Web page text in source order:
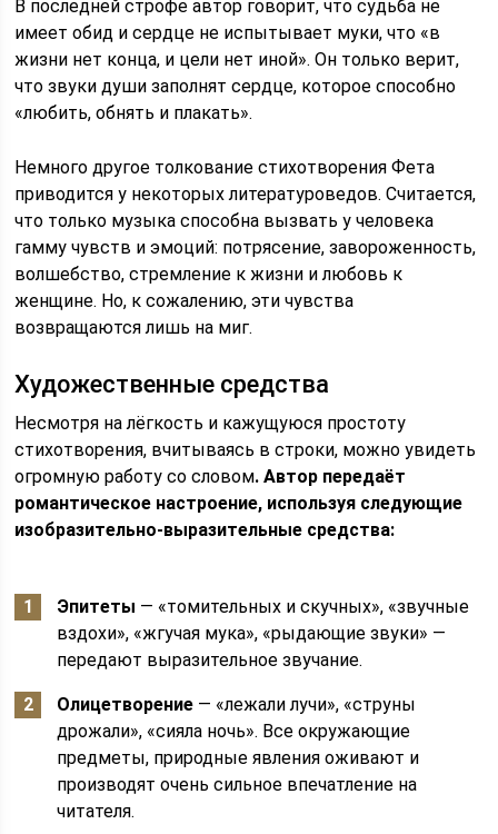
В последней строфе автор говорит, что судьба не
имеет обид и сердце не испытывает муки, что «в
жизни нет конца, и цели нет иной». Он только верит,
что звуки души заполнят сердце, которое способно
«любить, обнять и плакать».
Немного другое толкование стихотворения Фета
приводится у некоторых литературоведов. Считается,
что только музыка способна вызвать у человека
гамму чувств и эмоций: потрясение, завороженность,
волшебство, стремление к жизни и любовь к
женщине. Но, к сожалению, эти чувства
возвращаются лишь на миг.
Художественные средства
Несмотря на лёгкость и кажущуюся простоту
стихотворения, вчитываясь в строки, можно увидеть
огромную работу со словом. Автор передаёт
романтическое настроение, используя следующие
изобразительно-выразительные средства:
Эпитеты — «томительных и скучных», «звучные
вздохи», «жгучая мука», «рыдающие звуки» —
передают выразительное звучание.
Олицетворение — «лежали лучи», «струны
дрожали», «сияла ночь». Все окружающие
предметы, природные явления оживают и
производят очень сильное впечатление на
читателя.